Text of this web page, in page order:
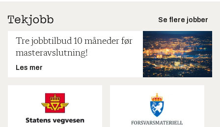
Se flere jobber
Tre jobbtilbud 10 måneder før
masteravslutning!
Les mer